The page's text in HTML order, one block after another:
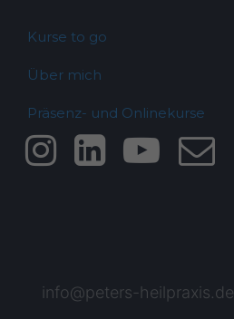
Kurse to go
Über mich
Präsenz- und Onlinekurse
info@peters-heilpraxis.de